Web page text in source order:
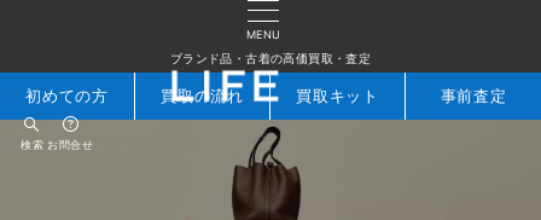
MENU
ブランド品・古着の高価買取・査定
検索 お問合せ
初めての方 買取の流れ 買取キット 事前査定